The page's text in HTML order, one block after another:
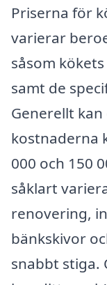
Priserna för
varierar
såsom
samt de
Generellt
kostnaderna
000 och 150
såklart
renovering,
bänkskivor
snabbt stiga.